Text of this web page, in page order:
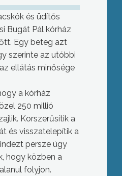
és üdítős
Bugát Pál kórház
Egy beteg azt
szerinte az utóbbi
ellátás minősége
a kórház
250 millió
Korszerűsítik a
és visszatelepítik a
persze úgy
hogy közben a
folyjon.